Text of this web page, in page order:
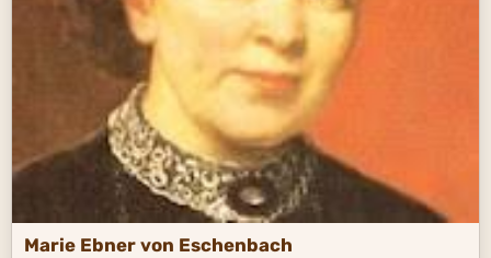
Marie Ebner von Eschenbach